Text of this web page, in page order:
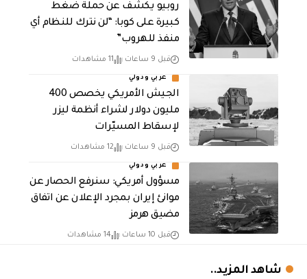
روبيو يكشف عن حملة ضغط
كبيرة على كوبا: “لن نترك للنظام أي
منفذ للهروب”
قبل 9 ساعات 11 مشاهدات
عربي ودولي
الجيش الأمريكي يخصص 400
مليون دولار لشراء أنظمة ليزر
لإسقاط المسيّرات
قبل 9 ساعات 12 مشاهدات
عربي ودولي
مسؤول أمريكي: سنرفع الحصار عن
موانئ إيران بمجرد الإعلان عن اتفاق
مضيق هرمز
قبل 10 ساعات 14 مشاهدات
شاهد المزيد..